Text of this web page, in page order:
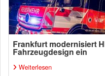
Frankfurt modernisiert
Fahrzeugdesign ein
Weiterlesen